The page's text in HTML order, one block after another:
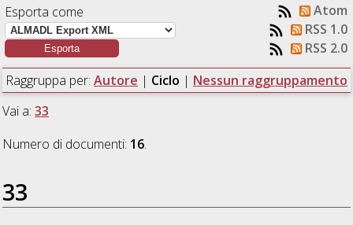
Esporta come
Atom
RSS 1.0
RSS 2.0
Raggruppa per: Autore | Ciclo | Nessun raggruppamento
Vai a:33
Numero di documenti: 16.
33